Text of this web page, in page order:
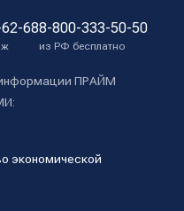
688-800-333-50-50
из РФ бесплатно
ПРАЙМ
экономической